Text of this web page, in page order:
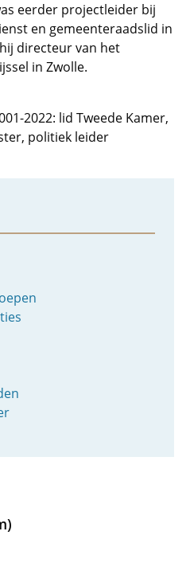
eerder projectleider bij
en gemeenteraadslid in
directeur van het
in Zwolle.
2022: lid Tweede Kamer,
politiek leider